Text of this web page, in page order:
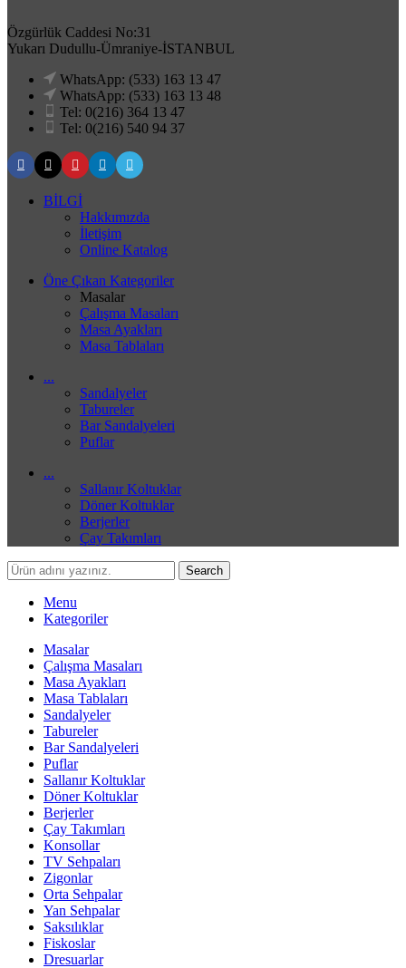
Özgürlük Caddesi No:31
Yukarı Dudullu-Ümraniye-İSTANBUL
WhatsApp: (533) 163 13 47
WhatsApp: (533) 163 13 48
Tel: 0(216) 364 13 47
Tel: 0(216) 540 94 37
BİLGİ
Hakkımızda
İletişim
Online Katalog
Öne Çıkan Kategoriler
Masalar
Çalışma Masaları
Masa Ayakları
Masa Tablaları
...
Sandalyeler
Tabureler
Bar Sandalyeleri
Puflar
...
Sallanır Koltuklar
Döner Koltuklar
Berjerler
Çay Takımları
Search
Menu
Kategoriler
Masalar
Çalışma Masaları
Masa Ayakları
Masa Tablaları
Sandalyeler
Tabureler
Bar Sandalyeleri
Puflar
Sallanır Koltuklar
Döner Koltuklar
Berjerler
Çay Takımları
Konsollar
TV Sehpaları
Zigonlar
Orta Sehpalar
Yan Sehpalar
Saksılıklar
Fiskoslar
Dresuarlar